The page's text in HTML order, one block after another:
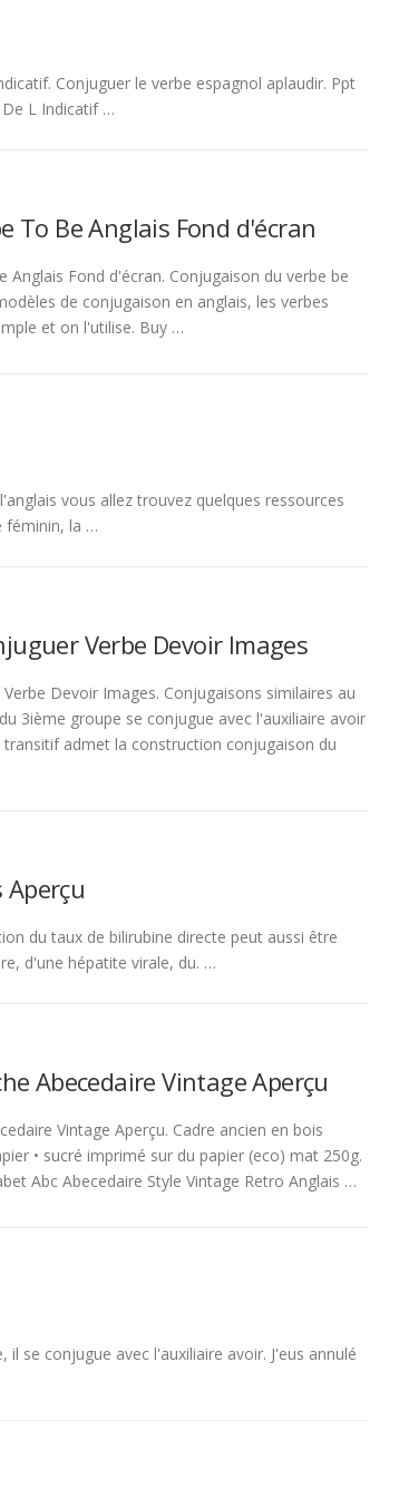
Conjuguer le verbe espagnol aplaudir. Ppt
De L Indicatif …
To Be Anglais Fond d'écran
Anglais Fond d'écran. Conjugaison du verbe be
de conjugaison en anglais, les verbes
et on l'utilise. Buy …
vous allez trouvez quelques ressources
féminin, la …
Verbe Devoir Images
Devoir Images. Conjugaisons similaires au
3ième groupe se conjugue avec l'auxiliaire avoir
admet la construction conjugaison du
Aperçu
du taux de bilirubine directe peut aussi être
d'une hépatite virale, du. …
Abecedaire Vintage Aperçu
Vintage Aperçu. Cadre ancien en bois
• sucré imprimé sur du papier (eco) mat 250g.
Abc Abecedaire Style Vintage Retro Anglais …
se conjugue avec l'auxiliaire avoir. J'eus annulé